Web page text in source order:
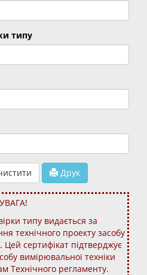
типу
Друк
УВАГА!
типу видається за
технічного проекту засобу
Цей сертифікат підтверджує
вимірювальної техніки
Технічного регламенту.